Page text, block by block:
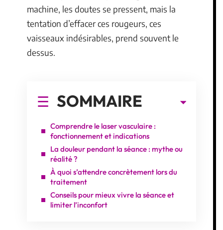
machine, les doutes se pressent, mais la
tentation d’effacer ces rougeurs, ces
vaisseaux indésirables, prend souvent le
dessus.
SOMMAIRE
Comprendre le laser vasculaire :
fonctionnement et indications
La douleur pendant la séance : mythe ou
réalité ?
À quoi s’attendre concrètement lors du
traitement
Conseils pour mieux vivre la séance et
limiter l’inconfort